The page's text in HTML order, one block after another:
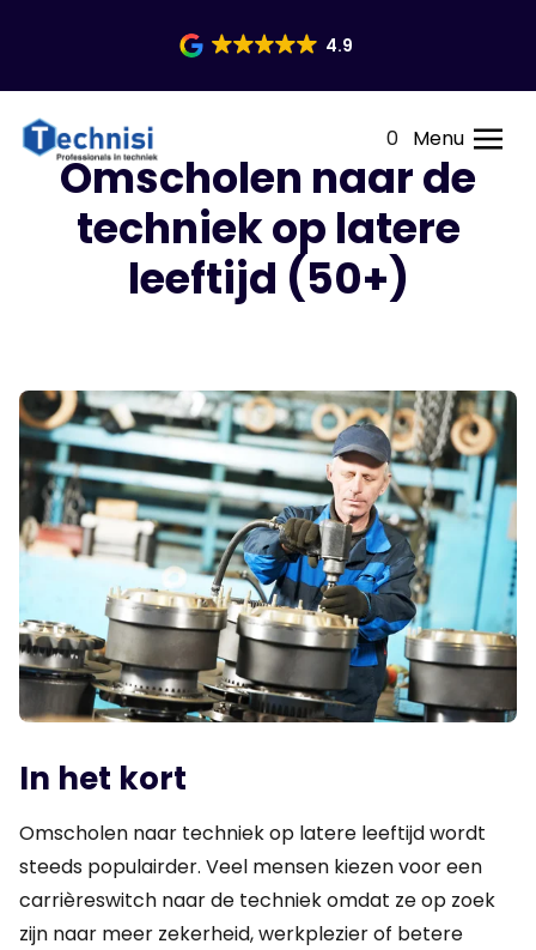
4.9
0 Menu
Omscholen naar de
techniek op latere
leeftijd (50+)
In het kort
Omscholen naar techniek op latere leeftijd wordt
steeds populairder. Veel mensen kiezen voor een
carrièreswitch naar de techniek omdat ze op zoek
zijn naar meer zekerheid, werkplezier of betere